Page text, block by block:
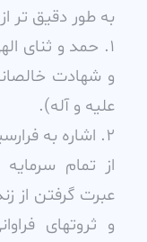
به طور دقيق
1. حمد و ثناى
و شهادت
عليه و آله).
2. اشاره به
از تمام
عبرت گرفتن از
و ثروتهاى